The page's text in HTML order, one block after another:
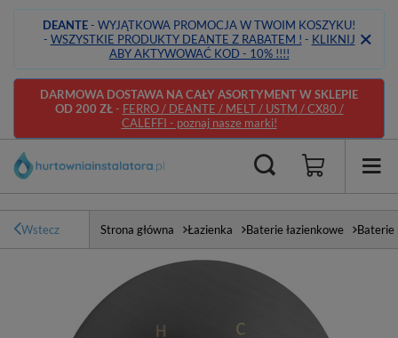
DEANTE- WYJĄTKOWA PROMOCJA W TWOIM KOSZYKU!
- WSZYSTKIE PRODUKTY DEANTE Z RABATEM ! - KLIKNIJ
ABY AKTYWOWAĆ KOD - 10% !!!!
DARMOWA DOSTAWA NA CAŁY ASORTYMENT W SKLEPIE
OD 200 ZŁ- FERRO / DEANTE / MELT / USTM / CX80 /
CALEFFI - poznaj nasze marki!
Wstecz Strona główna Łazienka Baterie łazienkowe Baterie